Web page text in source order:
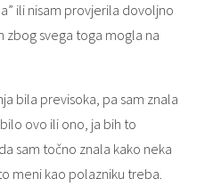
ili nisam provjerila dovoljno
zbog svega toga mogla na
bila previsoka, pa sam znala
ovo ili ono, ja bih to
sam točno znala kako neka
meni kao polazniku treba.